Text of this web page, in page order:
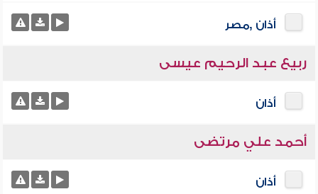
أذان ,مصر
ربيع عبد الرحيم عيسى
أذان
أحمد علي مرتضى
أذان